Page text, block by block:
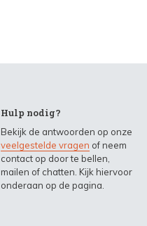
Hulp nodig?
Bekijk de antwoorden op onze
veelgestelde vragen of neem
contact op door te bellen,
mailen of chatten. Kijk hiervoor
onderaan op de pagina.